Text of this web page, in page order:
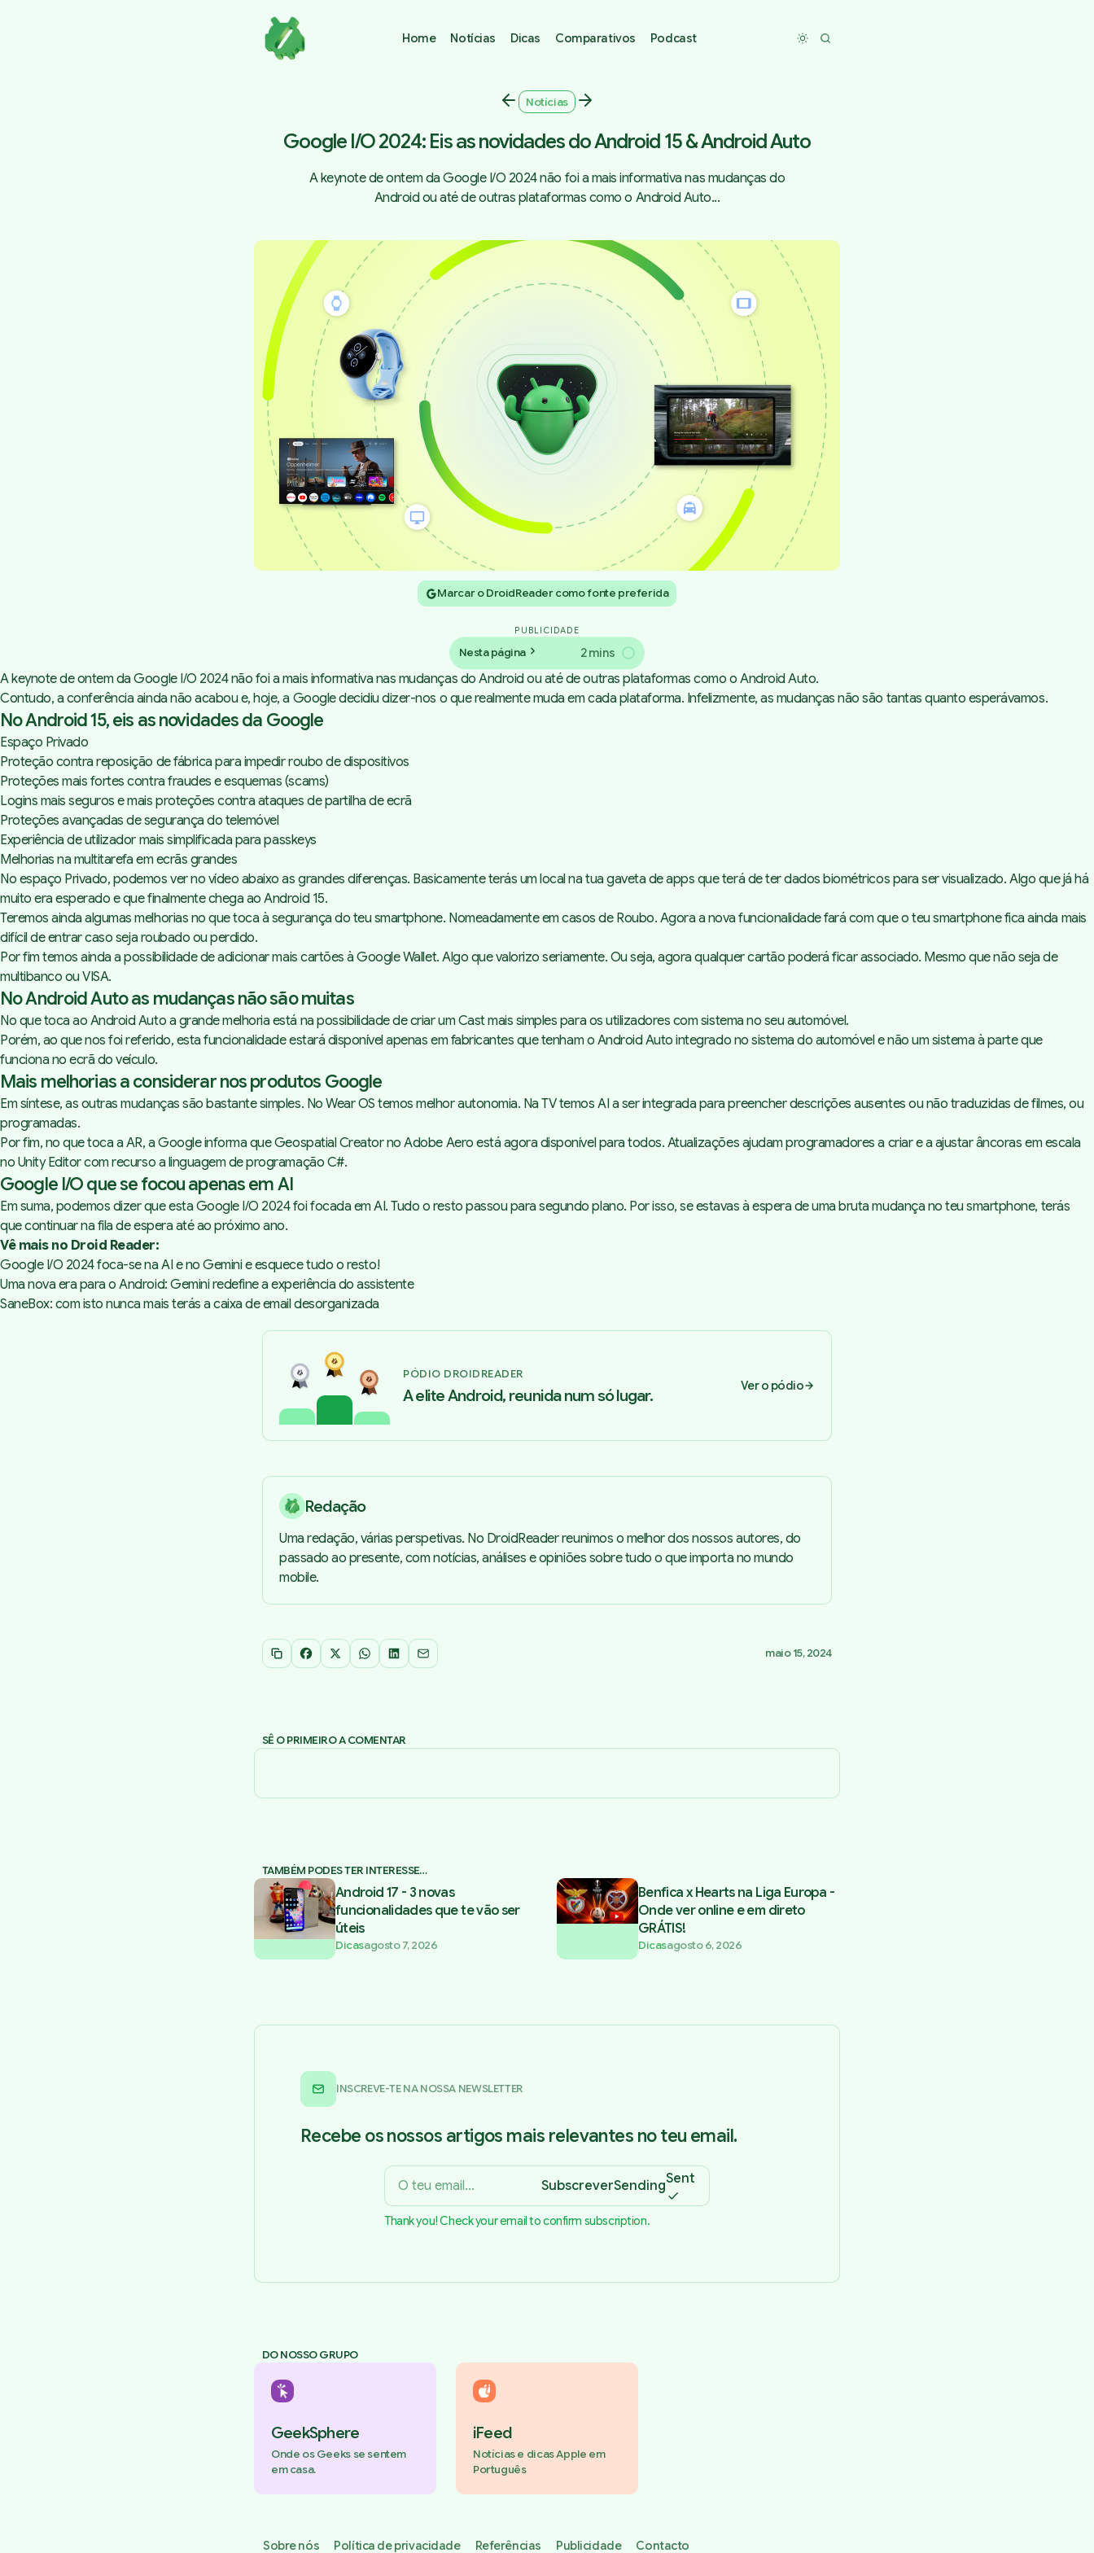
Home Notícias Dicas Comparativos Podcast Toggle dark mode
Notícias
Google I/O 2024: Eis as novidades do Android 15 & Android Auto
A keynote de ontem da Google I/O 2024 não foi a mais informativa nas mudanças do
Android ou até de outras plataformas como o Android Auto...
Marcar o DroidReader como fonte preferida
PUBLICIDADE
Nesta página 2 mins
A keynote de ontem da Google I/O 2024 não foi a mais informativa nas mudanças do Android ou até de outras plataformas como o Android Auto.
Contudo, a conferência ainda não acabou e, hoje, a Google decidiu dizer-nos o que realmente muda em cada plataforma. Infelizmente, as mudanças não são tantas quanto esperávamos.
No Android 15, eis as novidades da Google
Espaço Privado
Proteção contra reposição de fábrica para impedir roubo de dispositivos
Proteções mais fortes contra fraudes e esquemas (scams)
Logins mais seguros e mais proteções contra ataques de partilha de ecrã
Proteções avançadas de segurança do telemóvel
Experiência de utilizador mais simplificada para passkeys
Melhorias na multitarefa em ecrãs grandes
No espaço Privado, podemos ver no vídeo abaixo as grandes diferenças. Basicamente terás um local na tua gaveta de apps que terá de ter dados biométricos para ser visualizado. Algo que já há
muito era esperado e que finalmente chega ao Android 15.
Teremos ainda algumas melhorias no que toca à segurança do teu smartphone. Nomeadamente em casos de Roubo. Agora a nova funcionalidade fará com que o teu smartphone fica ainda mais
difícil de entrar caso seja roubado ou perdido.
Por fim temos ainda a possibilidade de adicionar mais cartões à Google Wallet. Algo que valorizo seriamente. Ou seja, agora qualquer cartão poderá ficar associado. Mesmo que não seja de
multibanco ou VISA.
No Android Auto as mudanças não são muitas
No que toca ao Android Auto a grande melhoria está na possibilidade de criar um Cast mais simples para os utilizadores com sistema no seu automóvel.
Porém, ao que nos foi referido, esta funcionalidade estará disponível apenas em fabricantes que tenham o Android Auto integrado no sistema do automóvel e não um sistema à parte que
funciona no ecrã do veículo.
Mais melhorias a considerar nos produtos Google
Em síntese, as outras mudanças são bastante simples. No Wear OS temos melhor autonomia. Na TV temos AI a ser integrada para preencher descrições ausentes ou não traduzidas de filmes, ou
programadas.
Por fim, no que toca a AR, a Google informa que Geospatial Creator no Adobe Aero está agora disponível para todos. Atualizações ajudam programadores a criar e a ajustar âncoras em escala
no Unity Editor com recurso a linguagem de programação C#.
Google I/O que se focou apenas em AI
Em suma, podemos dizer que esta Google I/O 2024 foi focada em AI. Tudo o resto passou para segundo plano. Por isso, se estavas à espera de uma bruta mudança no teu smartphone, terás
que continuar na fila de espera até ao próximo ano.
Vê mais no Droid Reader:
Google I/O 2024 foca-se na AI e no Gemini e esquece tudo o resto!
Uma nova era para o Android: Gemini redefine a experiência do assistente
SaneBox: com isto nunca mais terás a caixa de email desorganizada
PÓDIO DROIDREADER
A elite Android, reunida num só lugar. Ver o pódio
Redação
Uma redação, várias perspetivas. No DroidReader reunimos o melhor dos nossos autores, do
passado ao presente, com notícias, análises e opiniões sobre tudo o que importa no mundo
mobile.
Copiar link
Facebook
X WhatsApp
LinkedInEmail maio 15, 2024
SÊ O PRIMEIRO A COMENTAR
TAMBÉM PODES TER INTERESSE…
Android 17 - 3 novas
funcionalidades que te vão ser
úteis
Dicasagosto 7, 2026
Benfica x Hearts na Liga Europa -
Onde ver online e em direto
GRÁTIS!
Dicasagosto 6, 2026
INSCREVE-TE NA NOSSA NEWSLETTER
Recebe os nossos artigos mais relevantes no teu email.
SubscreverSendingSent
Thank you! Check your email to confirm subscription.
DO NOSSO GRUPO
GeekSphere
Onde os Geeks se sentem
em casa.
iFeed
Notícias e dicas Apple em
Português
Sobre nós Política de privacidade Referências Publicidade Contacto